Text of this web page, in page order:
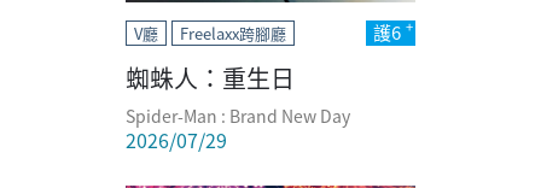
V廳 Freelaxx跨腳廳 護6
蜘蛛人：重生日
Spider-Man : Brand New Day
2026/07/29